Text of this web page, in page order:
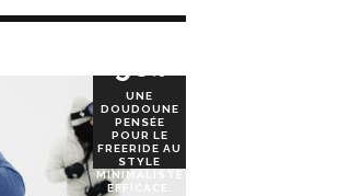
90%
UNE
DOUDOUNE
PENSÉE
POUR LE
FREERIDE AU
STYLE
MINIMALISTE
EFFICACE.